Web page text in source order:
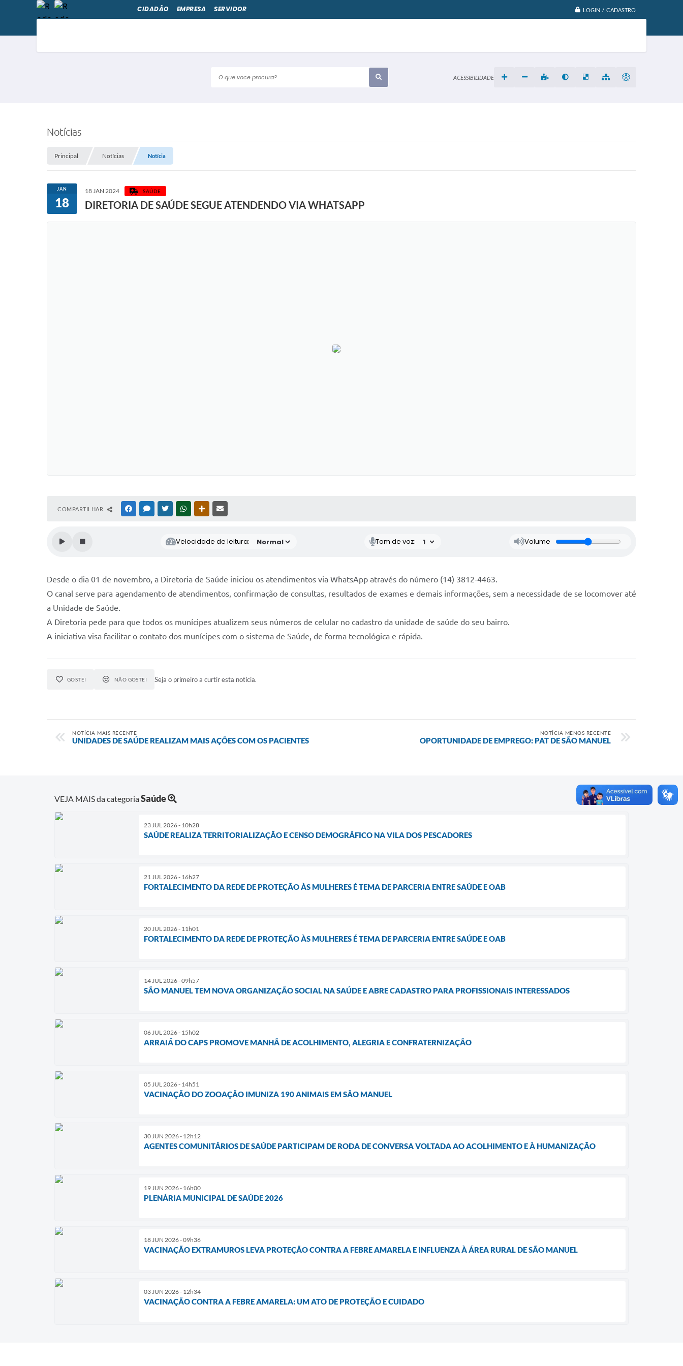
LOGIN / CADASTRO
O que voce procura?
CIDADÃO EMPRESA SERVIDOR
ACESSIBILIDADE
Notícias
Principal Notícias Notícia
JAN
18
18 JAN 2024 SAÚDE
DIRETORIA DE SAÚDE SEGUE ATENDENDO VIA WHATSAPP
COMPARTILHAR FACEBOOKMESSENGER
TWITTERWHATSAPPOUTRAS MÍDIAS
Velocidade de leitura: Tom de voz: Volume
Desde o dia 01 de novembro, a Diretoria de Saúde iniciou os atendimentos via WhatsApp através do número (14) 3812-4463.
O canal serve para agendamento de atendimentos, confirmação de consultas, resultados de exames e demais informações, sem a necessidade de se locomover até
a Unidade de Saúde.
A Diretoria pede para que todos os munícipes atualizem seus números de celular no cadastro da unidade de saúde do seu bairro.
A iniciativa visa facilitar o contato dos munícipes com o sistema de Saúde, de forma tecnológica e rápida.
GOSTEI NÃO GOSTEI Seja o primeiro a curtir esta notícia.
NOTÍCIA MAIS RECENTE
UNIDADES DE SAÚDE REALIZAM MAIS AÇÕES COM OS PACIENTES
NOTÍCIA MENOS RECENTE
OPORTUNIDADE DE EMPREGO: PAT DE SÃO MANUEL
VEJA MAIS da categoriaSaúde
23 JUL 2026 - 10h28
SAÚDE REALIZA TERRITORIALIZAÇÃO E CENSO DEMOGRÁFICO NA VILA DOS PESCADORES
21 JUL 2026 - 16h27
FORTALECIMENTO DA REDE DE PROTEÇÃO ÀS MULHERES É TEMA DE PARCERIA ENTRE SAÚDE E OAB
20 JUL 2026 - 11h01
FORTALECIMENTO DA REDE DE PROTEÇÃO ÀS MULHERES É TEMA DE PARCERIA ENTRE SAÚDE E OAB
14 JUL 2026 - 09h57
SÃO MANUEL TEM NOVA ORGANIZAÇÃO SOCIAL NA SAÚDE E ABRE CADASTRO PARA PROFISSIONAIS INTERESSADOS
06 JUL 2026 - 15h02
ARRAIÁ DO CAPS PROMOVE MANHÃ DE ACOLHIMENTO, ALEGRIA E CONFRATERNIZAÇÃO
05 JUL 2026 - 14h51
VACINAÇÃO DO ZOOAÇÃO IMUNIZA 190 ANIMAIS EM SÃO MANUEL
30 JUN 2026 - 12h12
AGENTES COMUNITÁRIOS DE SAÚDE PARTICIPAM DE RODA DE CONVERSA VOLTADA AO ACOLHIMENTO E À HUMANIZAÇÃO
19 JUN 2026 - 16h00
PLENÁRIA MUNICIPAL DE SAÚDE 2026
18 JUN 2026 - 09h36
VACINAÇÃO EXTRAMUROS LEVA PROTEÇÃO CONTRA A FEBRE AMARELA E INFLUENZA À ÁREA RURAL DE SÃO MANUEL
03 JUN 2026 - 12h34
VACINAÇÃO CONTRA A FEBRE AMARELA: UM ATO DE PROTEÇÃO E CUIDADO